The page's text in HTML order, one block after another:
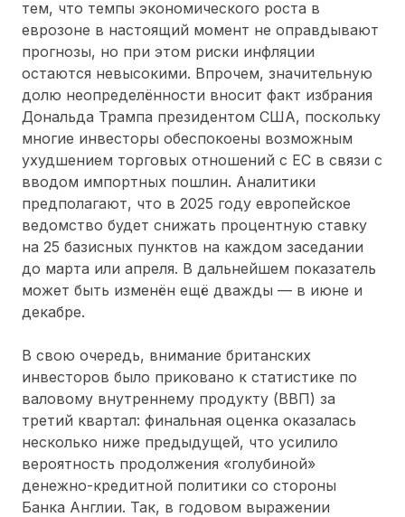
тем, что темпы экономического роста в
еврозоне в настоящий момент не оправдывают
прогнозы, но при этом риски инфляции
остаются невысокими. Впрочем, значительную
долю неопределённости вносит факт избрания
Дональда Трампа президентом США, поскольку
многие инвесторы обеспокоены возможным
ухудшением торговых отношений с ЕС в связи с
вводом импортных пошлин. Аналитики
предполагают, что в 2025 году европейское
ведомство будет снижать процентную ставку
на 25 базисных пунктов на каждом заседании
до марта или апреля. В дальнейшем показатель
может быть изменён ещё дважды — в июне и
декабре.
В свою очередь, внимание британских
инвесторов было приковано к статистике по
валовому внутреннему продукту (ВВП) за
третий квартал: финальная оценка оказалась
несколько ниже предыдущей, что усилило
вероятность продолжения «голубиной»
денежно-кредитной политики со стороны
Банка Англии. Так, в годовом выражении